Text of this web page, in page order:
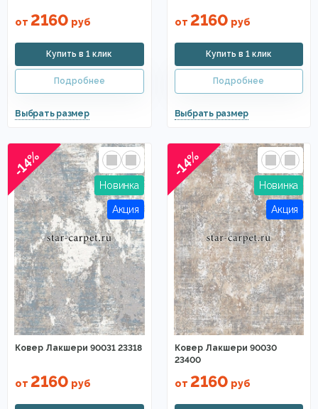
от 2160 руб от 2160 руб
-14%
Ковер Лакшери 90031 23318
от 2160 руб
-14%
Ковер Лакшери 90030
23400
от 2160 руб